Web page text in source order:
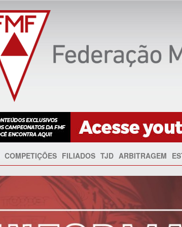
COMPETIÇÕES FILIADOS TJD ARBITRAGEM